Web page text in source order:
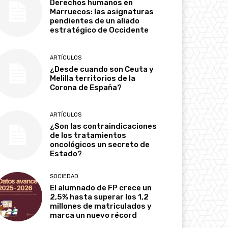
Derechos humanos en
Marruecos: las asignaturas
pendientes de un aliado
estratégico de Occidente
ARTÍCULOS
¿Desde cuando son Ceuta y
Melilla territorios de la
Corona de España?
ARTÍCULOS
¿Son las contraindicaciones
de los tratamientos
oncológicos un secreto de
Estado?
SOCIEDAD
El alumnado de FP crece un
2,5% hasta superar los 1,2
millones de matriculados y
marca un nuevo récord